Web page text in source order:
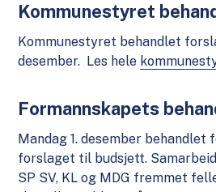
Kommunestyret
Kommunestyret behandlet
desember. Les hele
Formannskapets
Mandag 1. desember behandlet
forslaget til budsjett.
SP SV, KL og MDG fremmet